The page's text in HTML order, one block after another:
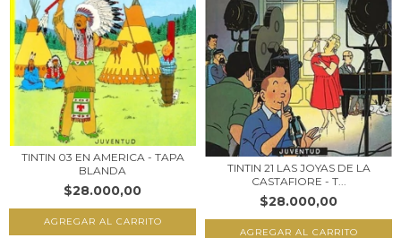
TINTIN 03 EN AMERICA - TAPA
BLANDA
$28.000,00
TINTIN 21 LAS JOYAS DE LA
CASTAFIORE - T...
$28.000,00